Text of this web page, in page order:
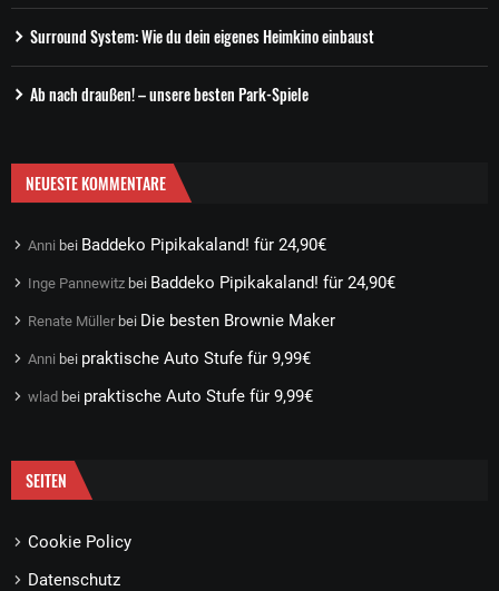
Surround System: Wie du dein eigenes Heimkino einbaust
Ab nach draußen! – unsere besten Park-Spiele
NEUESTE KOMMENTARE
Anni bei Baddeko Pipikakaland! für 24,90€
Inge Pannewitz bei Baddeko Pipikakaland! für 24,90€
Renate Müller bei Die besten Brownie Maker
Anni bei praktische Auto Stufe für 9,99€
wlad bei praktische Auto Stufe für 9,99€
SEITEN
Cookie Policy
Datenschutz